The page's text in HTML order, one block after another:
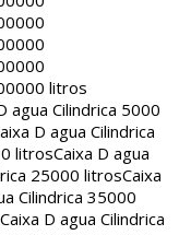
litros
agua Cilindrica 5000
D agua Cilindrica
litrosCaixa D agua
25000 litrosCaixa
Cilindrica 35000
Caixa D agua Cilindrica